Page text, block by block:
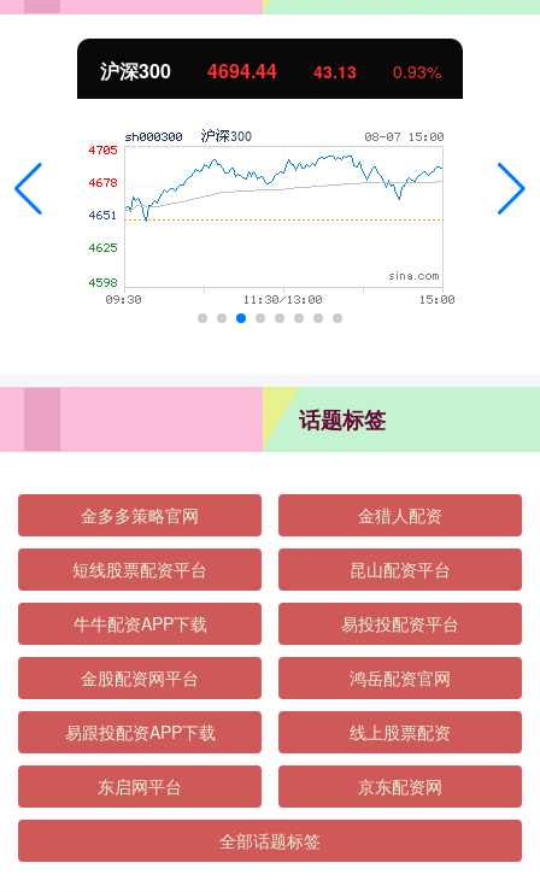
沪深300 4694.44 43.13 0.93%
话题标签
金多多策略官网 金猎人配资
短线股票配资平台 昆山配资平台
牛牛配资APP下载 易投投配资平台
金股配资网平台 鸿岳配资官网
易跟投配资APP下载 线上股票配资
东启网平台 京东配资网
全部话题标签